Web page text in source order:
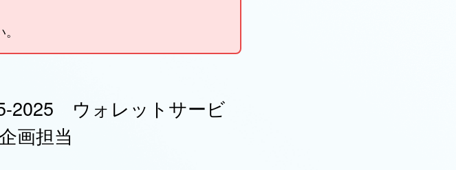
2025 ウォレットサービ
画担当